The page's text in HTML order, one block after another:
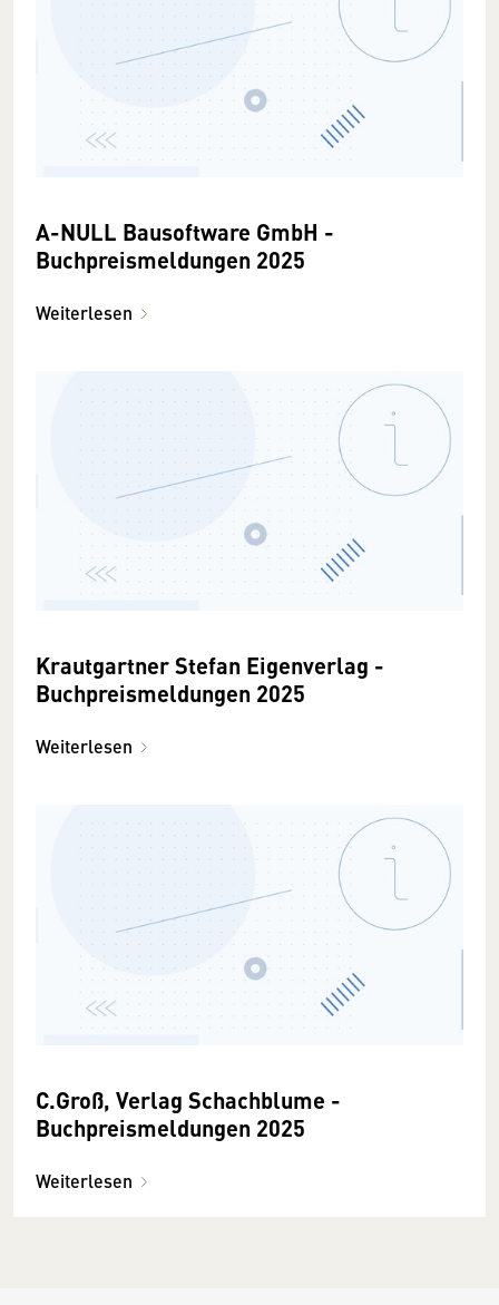
A-NULL Bausoftware GmbH -
Buchpreismeldungen 2025
Weiterlesen
Krautgartner Stefan Eigenverlag -
Buchpreismeldungen 2025
Weiterlesen
C.Groß, Verlag Schachblume -
Buchpreismeldungen 2025
Weiterlesen